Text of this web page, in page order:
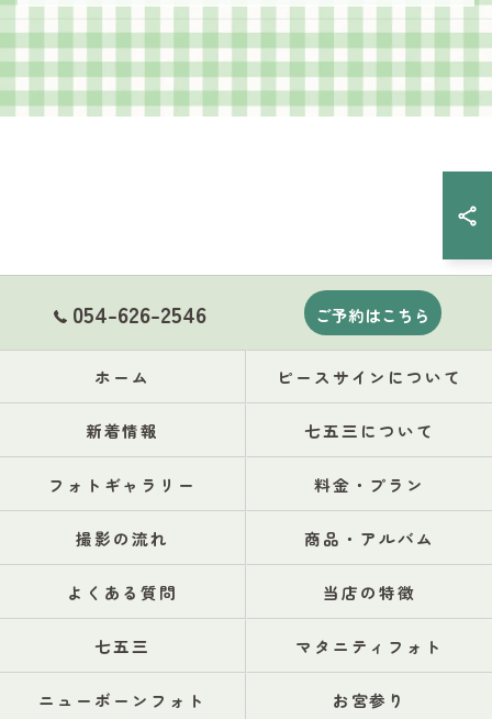
054-626-2546 ご予約はこちら
ホーム ピースサインについて
新着情報 七五三について
フォトギャラリー 料金・プラン
撮影の流れ 商品・アルバム
よくある質問 当店の特徴
七五三 マタニティフォト
ニューボーンフォト お宮参り